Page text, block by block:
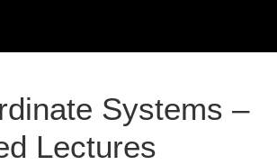
Systems –
Lectures